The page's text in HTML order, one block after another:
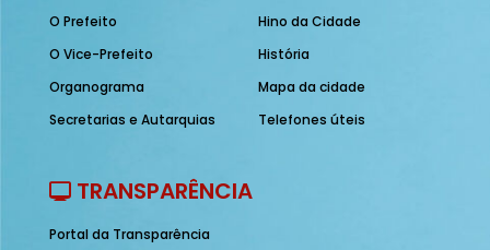
O Prefeito
O Vice-Prefeito
Organograma
Secretarias e Autarquias
Hino da Cidade
História
Mapa da cidade
Telefones úteis
TRANSPARÊNCIA
Portal da Transparência